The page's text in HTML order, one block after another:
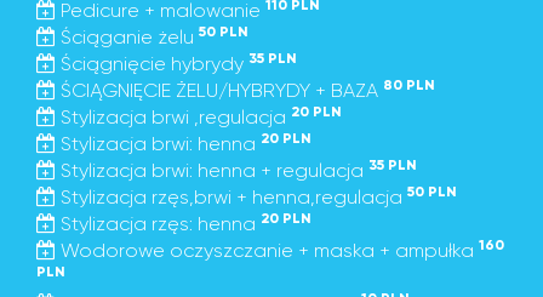
Pedicure + malowanie 110 PLN
Ściąganie żelu 50 PLN
Ściągnięcie hybrydy 35 PLN
ŚCIĄGNIĘCIE ŻELU/HYBRYDY + BAZA 80 PLN
Stylizacja brwi ,regulacja 20 PLN
Stylizacja brwi: henna 20 PLN
Stylizacja brwi: henna + regulacja 35 PLN
Stylizacja rzęs,brwi + henna,regulacja 50 PLN
Stylizacja rzęs: henna 20 PLN
Wodorowe oczyszczanie + maska + ampułka 160
PLN